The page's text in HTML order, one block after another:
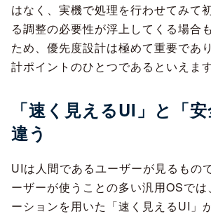
はなく、実機で処理を行わせてみて
る調整の必要性が浮上してくる場合
ため、優先度設計は極めて重要であ
計ポイントのひとつであるといえます
「速く見えるUI」と「
違う
UIは人間であるユーザーが見るもの
ーザーが使うことの多い汎用OSでは
ーションを用いた「速く見えるUI」